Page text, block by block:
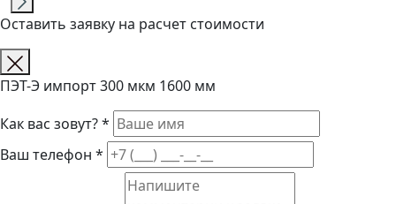
Оставить заявку на расчет стоимости
ПЭТ-Э импорт 300 мкм 1600 мм
Как вас зовут? *
Ваш телефон *